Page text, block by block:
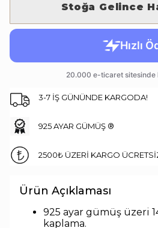
Stoğa Gelince
3-7 İŞ GÜNÜNDE KARGODA!
925 AYAR GÜMÜŞ ®
2500₺ ÜZERİ KARGO
Ürün Açıklaması
925 ayar gümüş üzeri
kaplama.